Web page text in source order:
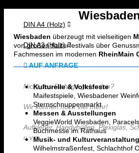
DIN A4 (Holz)
DIN A3 (Holz)
AUF ANFRAGE
Nicht das Richtige gefunden?
Wir können noch viel mehr!
Aufkleber, Handyhüllen, Plexiglas,
u.v.m.
Wiesbaden überzeugt mit vielseitigen
von großen Kulturfestivals über
Fachmessen im modernen RheinMain
Kulturelle & Volksfeste
Maifestspiele, Wiesbadener
Sternschnuppenmarkt
Messen & Ausstellungen
VeggieWorld Wiesbaden,
Buchmesse im Rathaus
Musik- und
Wilhelmstraßenfest, Schlachthof